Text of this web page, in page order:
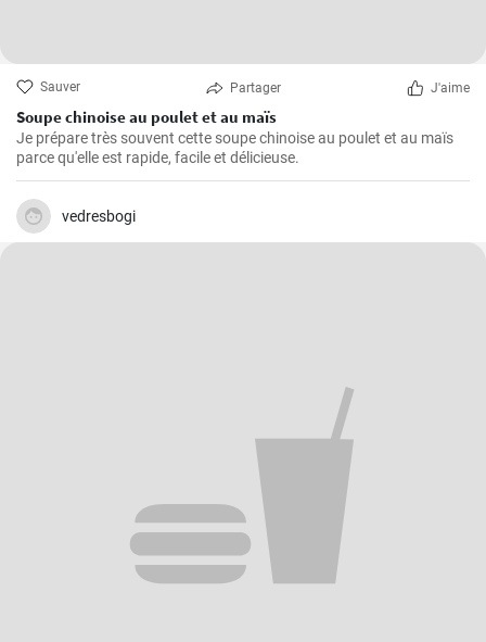
Sauver Partager J'aime
Soupe chinoise au poulet et au maïs
Je prépare très souvent cette soupe chinoise au poulet et au maïs
parce qu'elle est rapide, facile et délicieuse.
vedresbogi